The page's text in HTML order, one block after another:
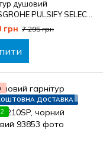
душовий
PULSIFY SELECT
грн 7 295 грн
ДОСТАВКА